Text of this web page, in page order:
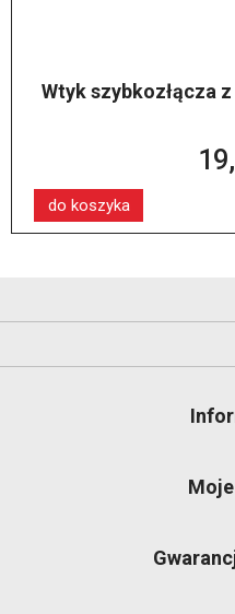
Wtyk szybkozłącza
do koszyka